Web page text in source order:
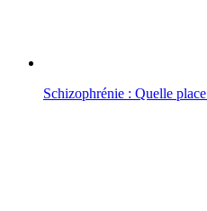
Schizophrénie : Quelle